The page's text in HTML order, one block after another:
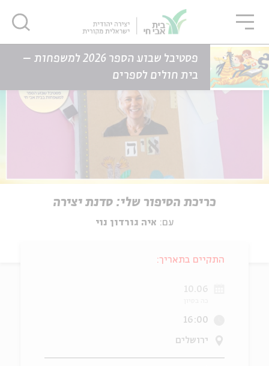
פסטיבל שבוע הספר 2026 למשפחות –
בית חולים לספרים
דף הבית אירועים
כריכת הסיפור שלי: סדנת יצירה
עם: איה גורדון נוי
התקיים בתאריך:
10.06
16:00
ירושלים
סגור